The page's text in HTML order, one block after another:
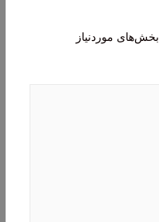
بخش‌های موردنیاز